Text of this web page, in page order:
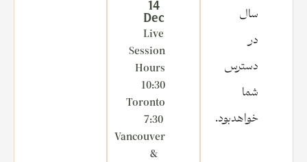
سال
در
دسترس
شما
خواهدبود.
14
Dec
Live
Session
Hours
10:30
Toronto
7:30
Vancouver
&